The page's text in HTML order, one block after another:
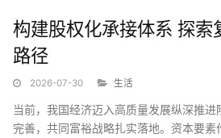
构建股权化承接体系 探索
路径
2026-07-30 生活
当前，我国经济迈入高质量发展纵深推
完善，共同富裕战略扎实落地。资本要